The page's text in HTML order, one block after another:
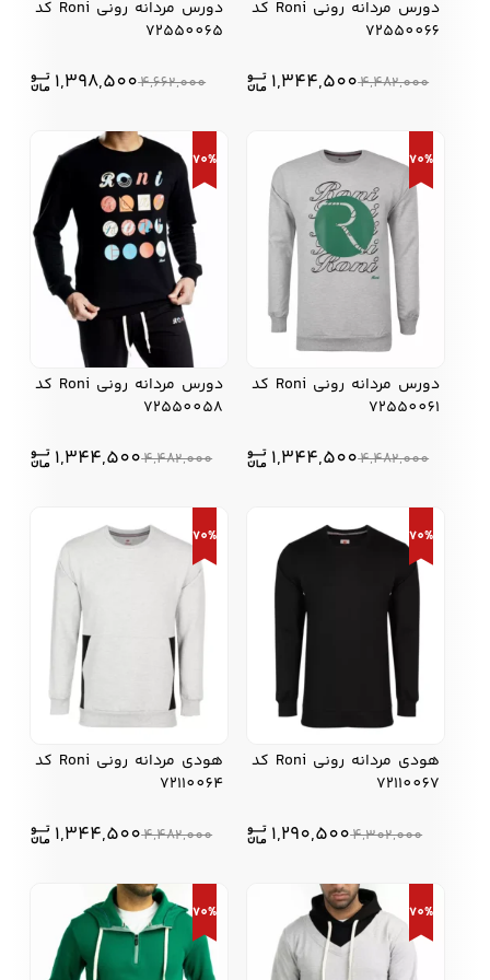
دورس مردانه رونی Roni کد
72550066
4,482,000
1,344,500
دورس مردانه رونی Roni کد
72550065
4,662,000
1,398,500
70%
دورس مردانه رونی Roni کد
72550061
4,482,000
1,344,500
70%
دورس مردانه رونی Roni کد
72550058
4,482,000
1,344,500
70%
هودی مردانه رونی Roni کد
72110067
4,302,000
1,290,500
70%
هودی مردانه رونی Roni کد
72110064
4,482,000
1,344,500
70%
70%